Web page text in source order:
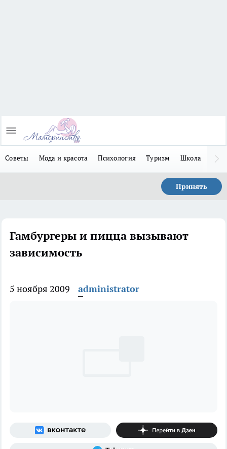
Советы Мода и красота Психология Туризм Школа
Принять
Гамбургеры и пицца вызывают
зависимость
5 ноября 2009 administrator